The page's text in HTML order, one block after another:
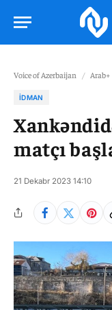
Voice of Azerbaijan / Arab+
İDMAN
matçı
21 Dekabr 2023 14:10